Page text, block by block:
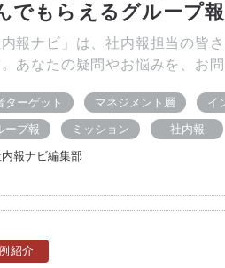
でもらえるグループ
内報ナビ」は、社内報担当の皆
。あなたの疑問やお悩みを、お
ターゲット マネジメント層
イ
ープ報
ミッション 社内報
内報ナビ編集部
紹介